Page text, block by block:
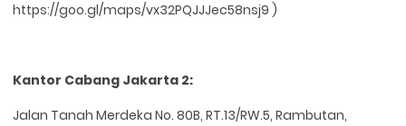
https://goo.gl/maps/vx32PQJJJec58nsj9 )
Kantor Cabang Jakarta 2:
Jalan Tanah Merdeka No. 80B, RT.13/RW.5, Rambutan,